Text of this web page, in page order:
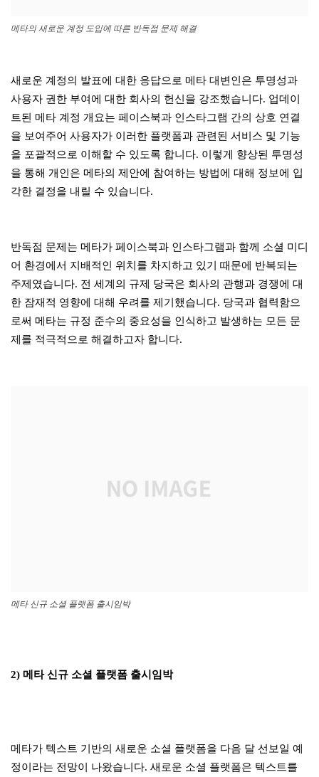
메타의 새로운 계정 도입에 따른 반독점 문제 해결
새로운 계정의 발표에 대한 응답으로 메타 대변인은 투명성과
사용자 권한 부여에 대한 회사의 헌신을 강조했습니다. 업데이
트된 메타 계정 개요는 페이스북과 인스타그램 간의 상호 연결
을 보여주어 사용자가 이러한 플랫폼과 관련된 서비스 및 기능
을 포괄적으로 이해할 수 있도록 합니다. 이렇게 향상된 투명성
을 통해 개인은 메타의 제안에 참여하는 방법에 대해 정보에 입
각한 결정을 내릴 수 있습니다.
반독점 문제는 메타가 페이스북과 인스타그램과 함께 소셜 미디
어 환경에서 지배적인 위치를 차지하고 있기 때문에 반복되는
주제였습니다. 전 세계의 규제 당국은 회사의 관행과 경쟁에 대
한 잠재적 영향에 대해 우려를 제기했습니다. 당국과 협력함으
로써 메타는 규정 준수의 중요성을 인식하고 발생하는 모든 문
제를 적극적으로 해결하고자 합니다.
메타 신규 소셜 플랫폼 출시임박
2) 메타 신규 소셜 플랫폼 출시임박
메타가 텍스트 기반의 새로운 소셜 플랫폼을 다음 달 선보일 예
정이라는 전망이 나왔습니다. 새로운 소셜 플랫폼은 텍스트를